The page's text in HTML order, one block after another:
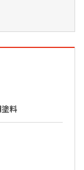
塗料